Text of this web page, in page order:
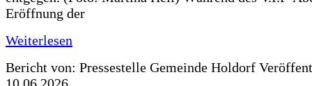
Eröffnung der
Weiterlesen
Bericht von: Pressestelle Gemeinde Holdorf